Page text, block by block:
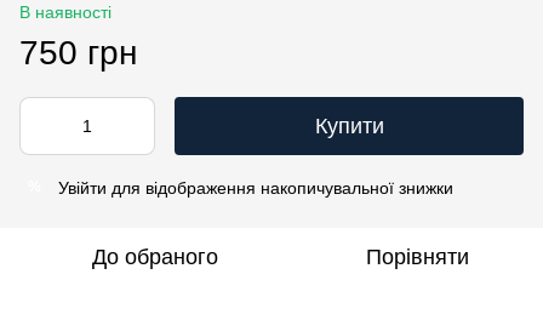
В наявності
750 грн
Купити
Увійти для відображення накопичувальної знижки
До обраного Порівняти